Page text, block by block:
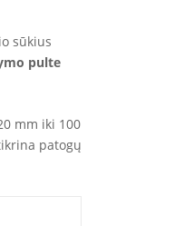
sūkius
pulte
mm iki 100
patogų